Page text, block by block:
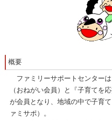
概要
ファミリーサポートセンターは
（おねがい会員）と『子育てを
が会員となり、地域の中で子育
ァミサポ）。